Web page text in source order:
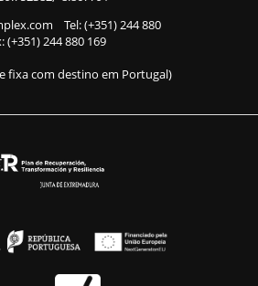
Tel:(+351) 244 880
(+351) 244 880 169
fixa com destino em Portugal)